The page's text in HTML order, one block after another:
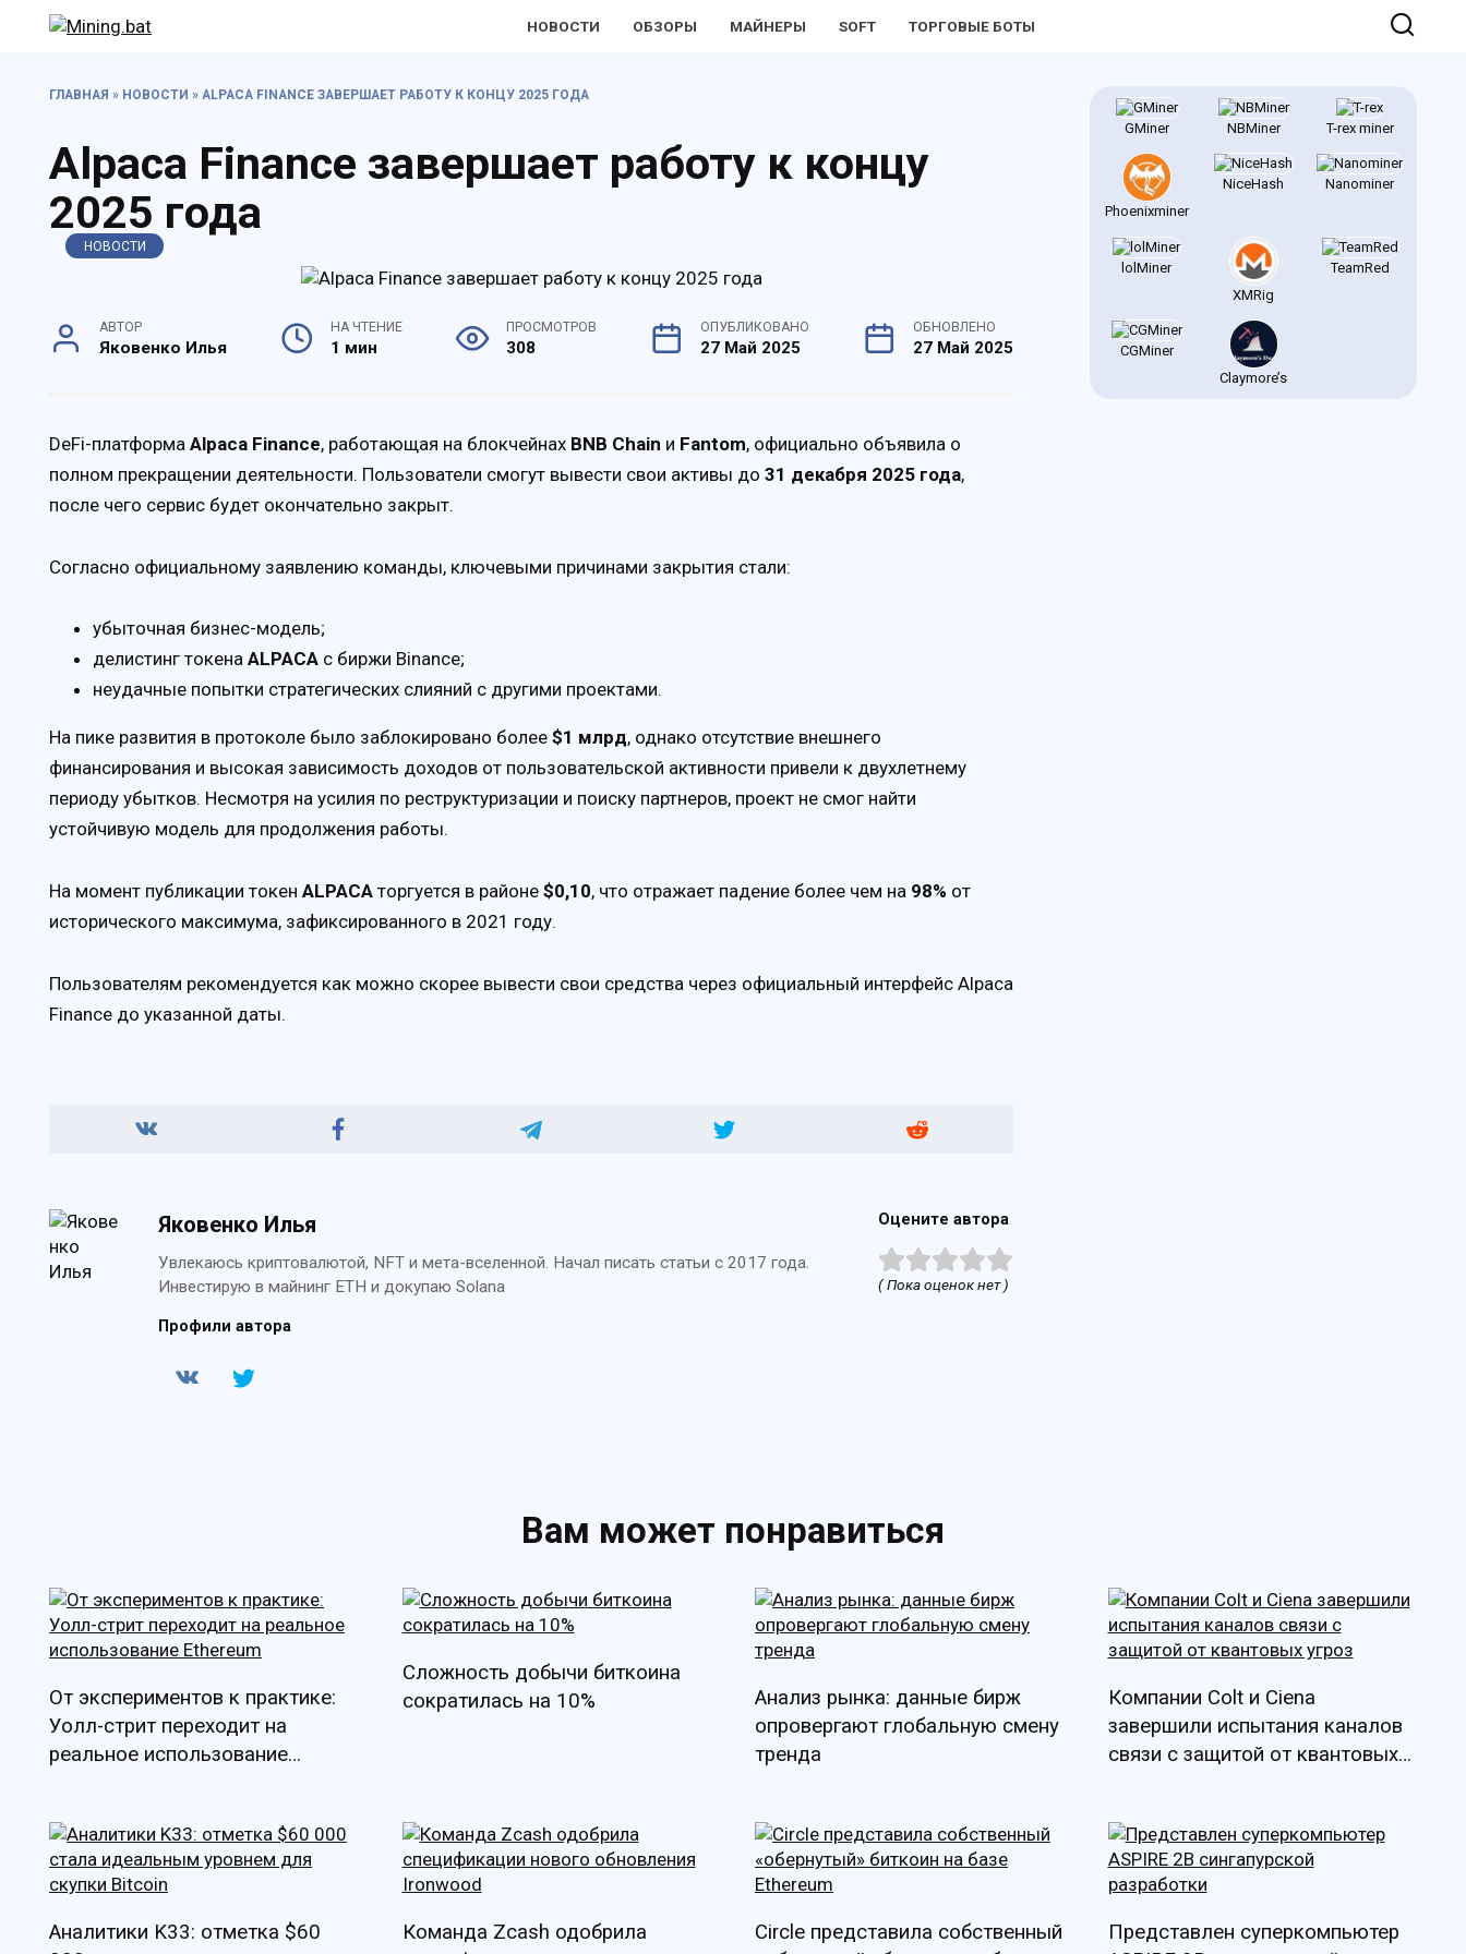
Перейти
НОВОСТИ ОБЗОРЫ МАЙНЕРЫ SOFT ТОРГОВЫЕ БОТЫ
ГЛАВНАЯ » НОВОСТИ » ALPACA FINANCE ЗАВЕРШАЕТ РАБОТУ К КОНЦУ 2025 ГОДА
Alpaca Finance завершает работу к концу
2025 года
НОВОСТИ
АВТОР
Яковенко Илья
НА ЧТЕНИЕ
1 мин
ПРОСМОТРОВ
308
ОПУБЛИКОВАНО
27 Май 2025
ОБНОВЛЕНО
27 Май 2025
DeFi-платформа Alpaca Finance, работающая на блокчейнах BNB Chain и Fantom, официально объявила о
полном прекращении деятельности. Пользователи смогут вывести свои активы до 31 декабря 2025 года,
после чего сервис будет окончательно закрыт.
Согласно официальному заявлению команды, ключевыми причинами закрытия стали:
убыточная бизнес-модель;
делистинг токена ALPACA с биржи Binance;
неудачные попытки стратегических слияний с другими проектами.
На пике развития в протоколе было заблокировано более $1 млрд, однако отсутствие внешнего
финансирования и высокая зависимость доходов от пользовательской активности привели к двухлетнему
периоду убытков. Несмотря на усилия по реструктуризации и поиску партнеров, проект не смог найти
устойчивую модель для продолжения работы.
На момент публикации токен ALPACA торгуется в районе $0,10, что отражает падение более чем на 98% от
исторического максимума, зафиксированного в 2021 году.
Пользователям рекомендуется как можно скорее вывести свои средства через официальный интерфейс Alpaca
Finance до указанной даты.
Яковенко Илья
Увлекаюсь криптовалютой, NFT и мета-вселенной. Начал писать статьи с 2017 года.
Инвестирую в майнинг ETH и докупаю Solana
Профили автора
Оцените автора
( Пока оценок нет )
GMiner NBMiner T-rex miner
Phoenixminer
NiceHash Nanominer
lolMiner
XMRig
TeamRed
CGMiner
Claymore’s
Вам может понравиться
От экспериментов к практике:
Уолл-стрит переходит на
реальное использование
Сложность добычи биткоина
сократилась на 10%
Анализ рынка: данные бирж
опровергают глобальную смену
тренда
Компании Colt и Ciena
завершили испытания каналов
связи с защитой от квантовых
Аналитики K33: отметка $60
Команда Zcash одобрила
Circle представила собственный
Представлен суперкомпьютер